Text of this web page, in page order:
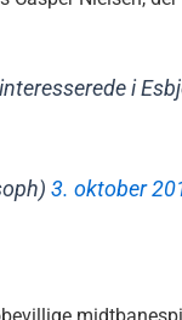
i
3. oktober